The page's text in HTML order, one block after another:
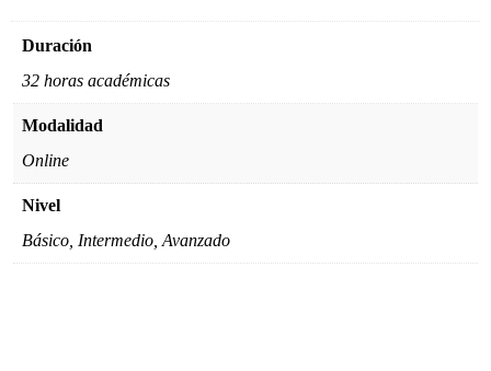
Duración
32 horas académicas
Modalidad
Online
Nivel
Básico, Intermedio, Avanzado